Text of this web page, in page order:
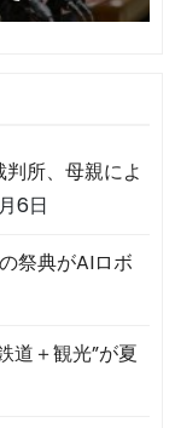
所、母親によ
6日
祭典がAIロボ
道＋観光”が夏